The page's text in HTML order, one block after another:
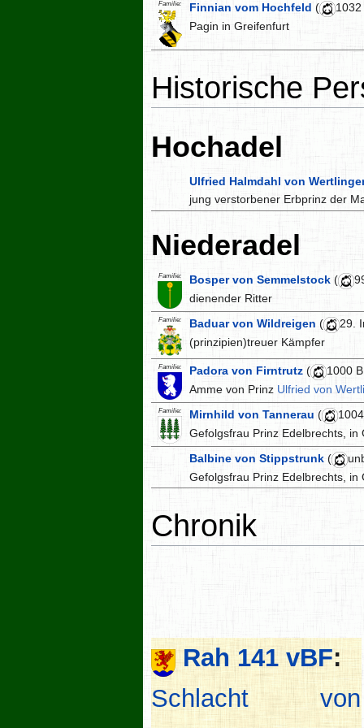
Familie: Finnian vom Hochfeld (
Pagin in Greifenfurt
Historische
Hochadel
Ulfried Halmdahl von
jung verstorbener Erbprinz der
Niederadel
Familie: Bosper von Semmelstock (
dienender Ritter
Familie: Baduar von Wildreigen (
29.
(prinzipien)treuer Kämpfer
Familie: Padora von Firntrutz (
1000
Amme von Prinz Ulfried von
Familie: Mirnhild von Tannerau (
Gefolgsfrau Prinz Edelbrechts, in
Balbine von Stippstrunk (
Gefolgsfrau Prinz Edelbrechts, in
Chronik
Rah 141 vBF:
Schlacht von